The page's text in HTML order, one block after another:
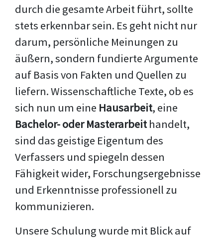
durch die gesamte Arbeit führt, sollte
stets erkennbar sein. Es geht nicht nur
darum, persönliche Meinungen zu
äußern, sondern fundierte Argumente
auf Basis von Fakten und Quellen zu
liefern. Wissenschaftliche Texte, ob es
sich nun um eine Hausarbeit, eine
Bachelor- oder Masterarbeithandelt,
sind das geistige Eigentum des
Verfassers und spiegeln dessen
Fähigkeit wider, Forschungsergebnisse
und Erkenntnisse professionell zu
kommunizieren.
Unsere Schulung wurde mit Blick auf